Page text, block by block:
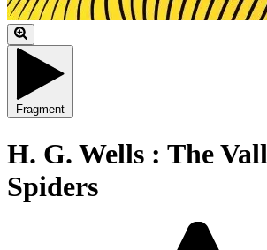
Fragment
H. G. Wells : The
Spiders